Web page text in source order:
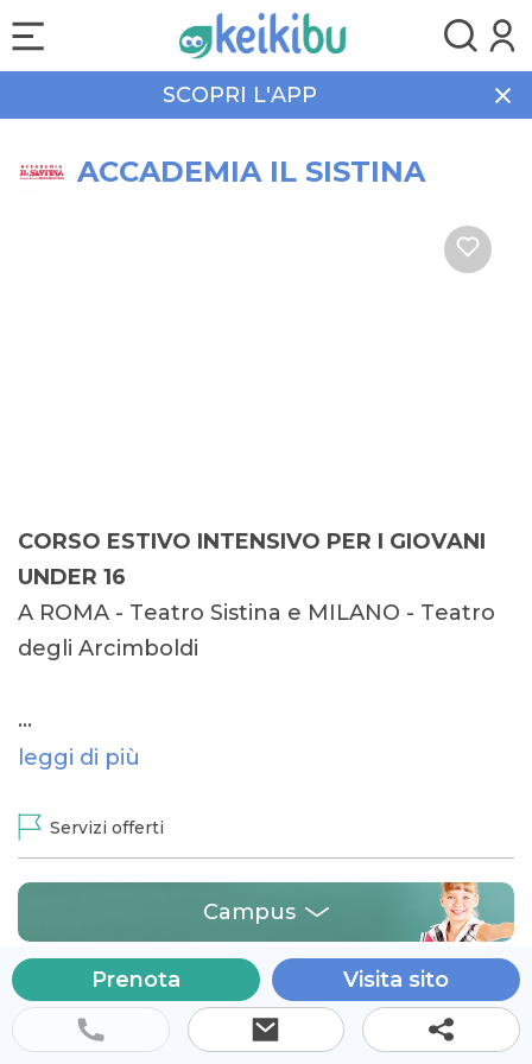
SCOPRI L'APP
Campus ACCADEMIA IL SISTINA
ACCADEMIA IL SISTINA
CORSO ESTIVO INTENSIVO PER I GIOVANI
UNDER 16
A ROMA - Teatro Sistina e MILANO - Teatro
degli Arcimboldi
…
leggi di più
Servizi offerti
Campus
Via Sistina 129 Roma 00187 (RM), Italia
Prenota Visita sito